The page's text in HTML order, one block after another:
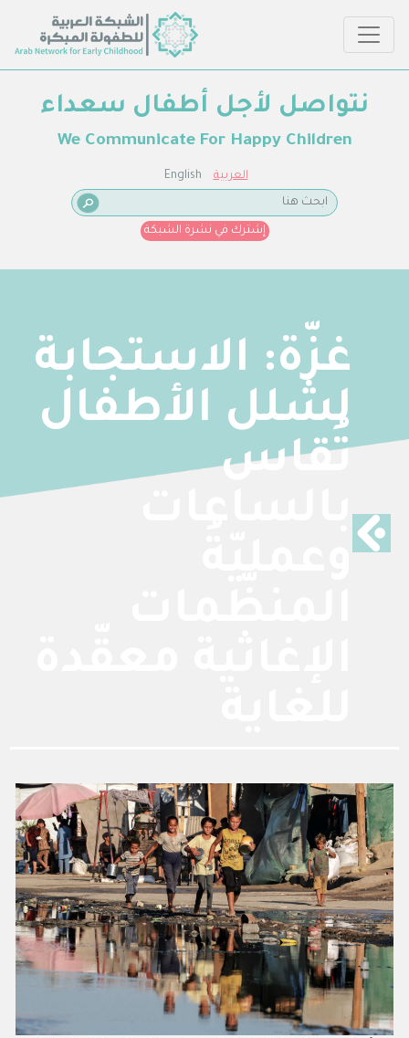
نتواصل لأجل أطفال سعداء
We Communicate For Happy Children
English العربية
إشترك في نشرة الشبكة
غزّة: الاستجابة
لشلل الأطفال
تُقاس